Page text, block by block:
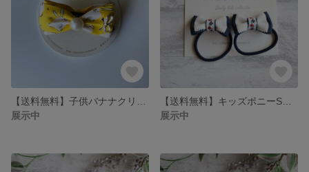
展示中
展示中